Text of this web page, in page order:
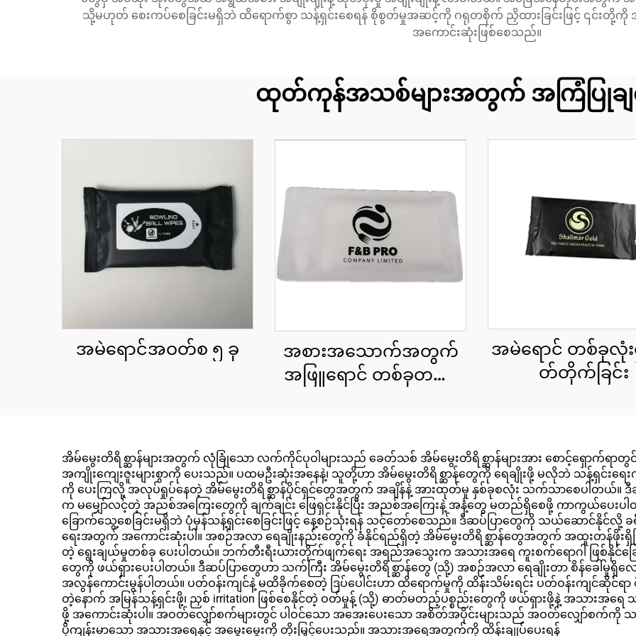
သို့မဟုတ် စေးကပ်စေခြင်းမရှိဘဲ ထိရောက်စွာ သန့်ရှင်းစေရန် စိုစွတ်မှုအဆင့်ကို ဂရုတစိုက် ညှိထားခြင်းဖြင့် ၎င်းတို့ကို
အကောင်းဆုံးဖြစ်စေသည်။
ထုတ်ကုန်အသစ်များအတွက် အကြံပြုချ
အမဲရောင်အဝတ်စ ၅ ခု
အစားအသောက်အတွက်
အဖြူရောင် တစ်ခုတည်း
အမဲရောင် တစ်ခုလုံး
တ်တိုက်ခြင်း
အိမ်မွေးတိရိစ္ဆာန်များအတွက် လုံခြုံသော လက်ကိုင်ပုဝါများသည် ခေတ်သစ် အိမ်မွေးတိရိစ္ဆာန်များအား စောင့်ရှောက်ရ
အကျိုးကျေးဇူးများစွာကို ပေးသည်။ ပထမဦးဆုံးအနေနဲ့၊ သူတို့ဟာ အိမ်မွေးတိရိစ္ဆာန်တွေကို ရေချိုးဖို့ မလိုဘဲ သန့်ရှင်းရေး
ကို ပေးကြလို့ အလုပ်ရှုပ်နေတဲ့ အိမ်မွေးတိရိစ္ဆာန်ပိုင်ရှင်တွေအတွက် အချိန်နဲ့ အားထုတ်မှု နှစ်ခုစလုံး သက်သာစေပါတယ်
က မမျှော်လင့်တဲ့ အညစ်အကြေးတွေကို ချက်ချင်း ဖြေရှင်းနိုင်ပြီး အညစ်အကြေးနဲ့ အနံ့တွေ မတည်ရှိစေဖို့ ကာကွယ်ပေ
ခြောက်သွေ့စေခြင်းမရှိဘဲ ပုံမှန်သန့်ရှင်းစေခြင်းဖြင့် နေ့စဉ်သုံးရန် သင့်တော်စေသည်။ ဒီဆပ်ပြာတွေကို သယ်ဆောင်နိုင်လို့ ခ
ရေးအတွက် အကောင်းဆုံးပါ။ အစဉ်အလာ ရေချိုးနည်းတွေကို ခံနိုင်ရည်ရှိတဲ့ အိမ်မွေးတိရိစ္ဆာန်တွေအတွက် အထူးတန်ဖိုးရှိပ
တဲ့ ရွေးချယ်မှုတစ်ခု ပေးပါတယ်။ ဘက်တီးရီးယားတိုက်ဖျက်ရေး အရည်အသွေးက အသားအရေ ကူးစက်ရောဂါ ဖြစ်နိုင်ခြ
တွေကို ဖယ်ရှားပေးပါတယ်။ ဒီဆပ်ပြာတွေဟာ သက်ကြီး အိမ်မွေးတိရိစ္ဆာန်တွေ (သို့) အစဉ်အလာ ရေချိုးတာ စိန်ခေါ်
အလွန်ကောင်းမွန်ပါတယ်။ ပတ်ဝန်းကျင်နဲ့ မထိခိုက်စေတဲ့ ဒြပ်ပေါင်းဟာ ထိရောက်မှုကို ထိန်းသိမ်းရင်း ပတ်ဝန်းကျင်ဆိုင်ရာ
တဲ့နောက် အမြန်သန့်ရှင်းဖို့၊ ညှစ် irritation ဖြစ်စေနိုင်တဲ့ ဝတ်မှုန့် (သို့) ဓာတ်မတည့်ပစ္စည်းတွေကို ဖယ်ရှားဖို့နဲ့ အသားအရေ
ဖို့ အကောင်းဆုံးပါ။ အဝတ်လျှော်စက်များတွင် ပါဝင်သော အအေးပေးသော အစိတ်အပိုင်းများသည် အဝတ်လျှော်စက်ကို
ပိုကျန်းမာသော အသားအရေနှင့် အမွေးမွေးကို တိုးမြှင့်ပေးသည်။ အသားအရေအတွက်ကို ထိန်းချုပ်ပေးရန်